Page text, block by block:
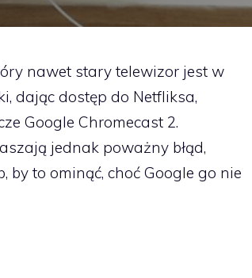
nawet stary telewizor jest w
dając dostęp do Netfliksa,
Google Chromecast 2.
jednak poważny błąd,
by to ominąć, choć Google go nie